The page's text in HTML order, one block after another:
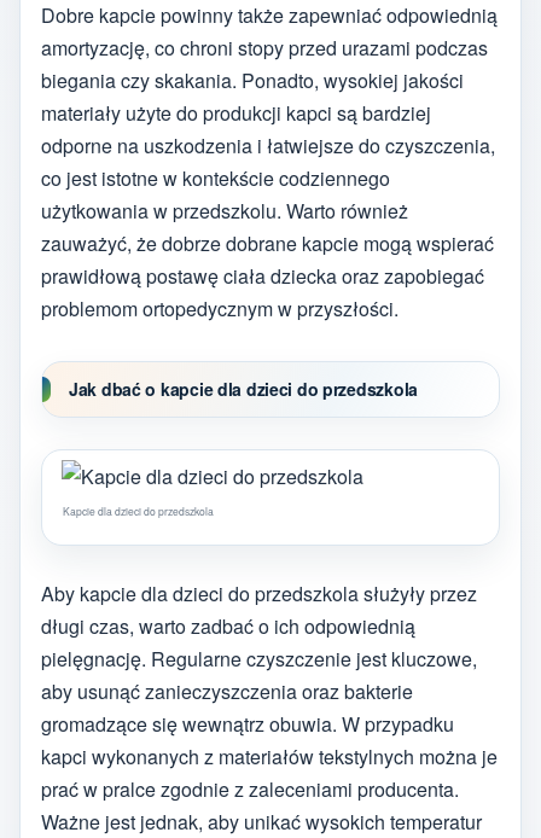
Dobre kapcie powinny także zapewniać odpowiednią
amortyzację, co chroni stopy przed urazami podczas
biegania czy skakania. Ponadto, wysokiej jakości
materiały użyte do produkcji kapci są bardziej
odporne na uszkodzenia i łatwiejsze do czyszczenia,
co jest istotne w kontekście codziennego
użytkowania w przedszkolu. Warto również
zauważyć, że dobrze dobrane kapcie mogą wspierać
prawidłową postawę ciała dziecka oraz zapobiegać
problemom ortopedycznym w przyszłości.
Jak dbać o kapcie dla dzieci do przedszkola
Kapcie dla dzieci do przedszkola
Aby kapcie dla dzieci do przedszkola służyły przez
długi czas, warto zadbać o ich odpowiednią
pielęgnację. Regularne czyszczenie jest kluczowe,
aby usunąć zanieczyszczenia oraz bakterie
gromadzące się wewnątrz obuwia. W przypadku
kapci wykonanych z materiałów tekstylnych można je
prać w pralce zgodnie z zaleceniami producenta.
Ważne jest jednak, aby unikać wysokich temperatur